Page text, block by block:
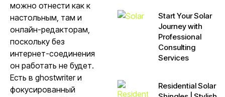
можно отнести как к
настольным, там и
онлайн-редакторам,
поскольку без
интернет-соединения
он работать не будет.
Есть в ghostwriter и
фокусированный
Start Your Solar
Journey with
Professional
Consulting
Services
Residential Solar